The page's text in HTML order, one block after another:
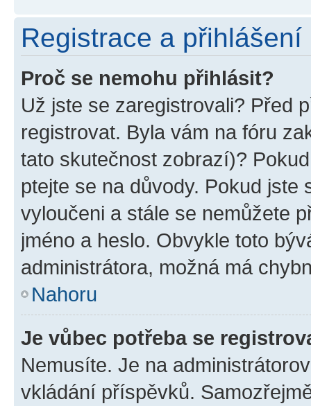
Registrace a přihlášení
Proč se nemohu přihlásit?
Už jste se zaregistrovali? Před
registrovat. Byla vám na fóru
tato skutečnost zobrazí)?
ptejte se na důvody. Pokud jste
vyloučeni a stále se nemůžete
jméno a heslo. Obvykle toto
administrátora, možná má
Nahoru
Je vůbec potřeba se
Nemusíte. Je na
vkládání příspěvků.